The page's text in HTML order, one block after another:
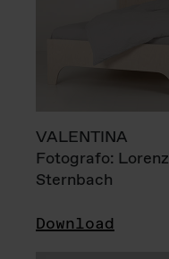
VALENTINA
Fotografo: Lorenz
Sternbach
Download